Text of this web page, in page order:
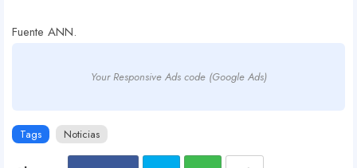
Fuente ANN.
Your Responsive Ads code (Google Ads)
Tags Noticias